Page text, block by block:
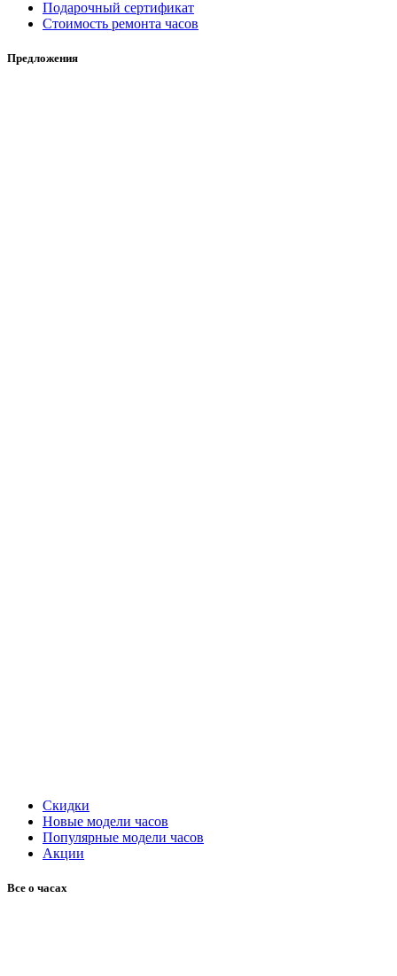
Подарочный сертификат
Стоимость ремонта часов
Предложения
Скидки
Новые модели часов
Популярные модели часов
Акции
Все о часах